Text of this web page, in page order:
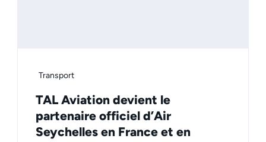
Transport
TAL Aviation devient le
partenaire officiel d’Air
Seychelles en France et en